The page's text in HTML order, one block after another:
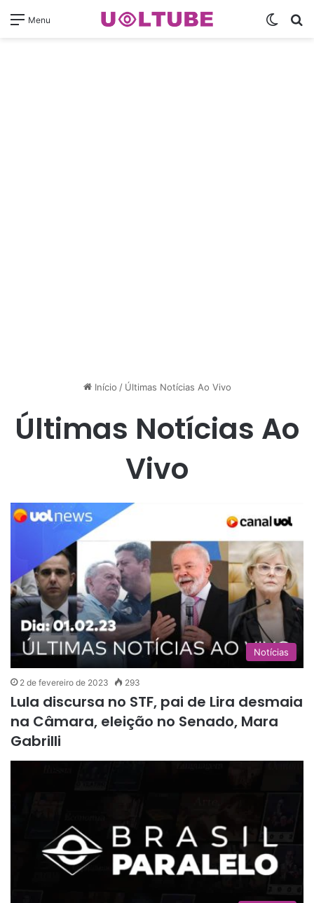
Menu
Início / Últimas Notícias Ao Vivo
Últimas Notícias Ao
Vivo
Notícias
2 de fevereiro de 2023 293
Lula discursa no STF, pai de Lira desmaia
na Câmara, eleição no Senado, Mara
Gabrilli